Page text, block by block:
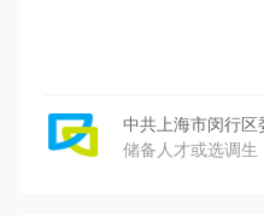
中共上海市闵行区
储备人才或选调生